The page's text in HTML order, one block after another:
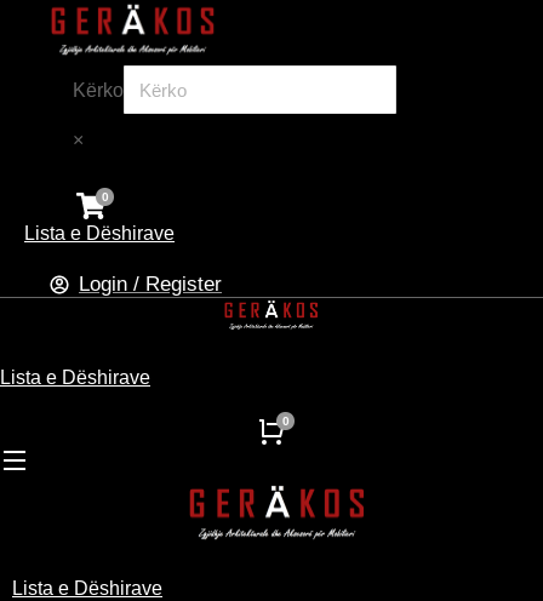
Kërko
×
Lista e Dëshirave
Login / Register
Lista e Dëshirave
Lista e Dëshirave